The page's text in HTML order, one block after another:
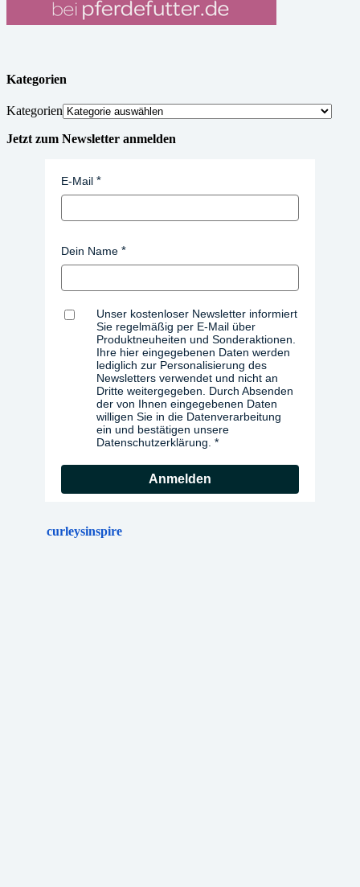
Kategorien
Kategorien
Jetzt zum Newsletter anmelden
E-Mail
Dein Name
Unser kostenloser Newsletter informiert
Sie regelmäßig per E-Mail über
Produktneuheiten und Sonderaktionen.
Ihre hier eingegebenen Daten werden
lediglich zur Personalisierung des
Newsletters verwendet und nicht an
Dritte weitergegeben. Durch Absenden
der von Ihnen eingegebenen Daten
willigen Sie in die Datenverarbeitung
ein und bestätigen unsere
Datenschutzerklärung.
Anmelden
curleysinspire